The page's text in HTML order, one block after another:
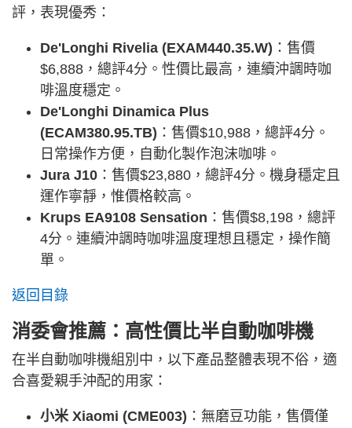
評，表現優秀：
De'Longhi Rivelia (EXAM440.35.W) ：售價
$6,888，總評4分。性價比最高，連續沖調時咖
啡溫度穩定。
De'Longhi Dinamica Plus
(ECAM380.95.TB) ：售價$10,988，總評4分。
日常操作方便，自動化製作泡沫咖啡。
Jura J10 ：售價$23,880，總評4分。機身穩定且
運作寧靜，惟價格較高。
Krups EA9108 Sensation ：售價$8,198，總評
4分。連續沖調時咖啡溫度理想且穩定，操作簡
單。
返回目錄
消委會推薦：高性價比半自動咖啡機
在半自動咖啡機組別中，以下產品整體表現不俗，適
合喜愛親手沖配的用家：
小米 Xiaomi (CME003) ：無磨豆功能，售價僅